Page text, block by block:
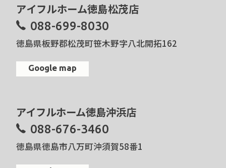
アイフルホーム徳島松茂店
088-699-8030
徳島県板野郡松茂町笹木野字八北開拓162
Google map
アイフルホーム徳島沖浜店
088-676-3460
徳島県徳島市八万町沖須賀58番1